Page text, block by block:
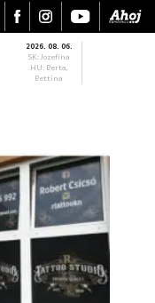
2026. 08. 06.
SK: Jozefína
HU: Berta,
Bettina